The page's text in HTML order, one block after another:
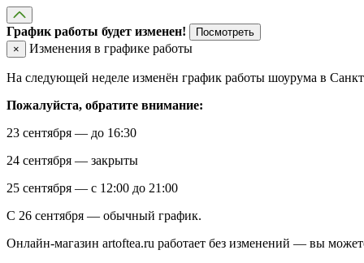
График работы будет изменен!
Посмотреть
×
Изменения в графике работы
На следующей неделе изменён график работы шоурума в
Пожалуйста, обратите внимание:
23 сентября — до 16:30
24 сентября — закрыты
25 сентября — с 12:00 до 21:00
С 26 сентября — обычный график.
Онлайн-магазин artoftea.ru работает без изменений — вы